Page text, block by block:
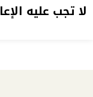
لا تجب عليه